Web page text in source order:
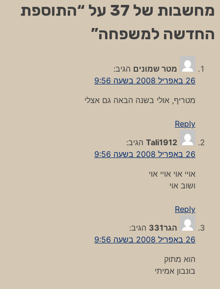
מחשבות של 37 על “
התוספת
החדשה למשפחה”
מטר שמונים הגיב:
26 באפריל 2008 בשעה 9:56
מטריף, אולי בשנה הבאה גם אצלי
Reply
Tali1912 הגיב:
26 באפריל 2008 בשעה 9:56
אויי אוי אויי אוי
ושוב אוי
Reply
הגר331
הגיב:
26 באפריל 2008 בשעה 9:56
הוא מתוק
בונבון אמיתי